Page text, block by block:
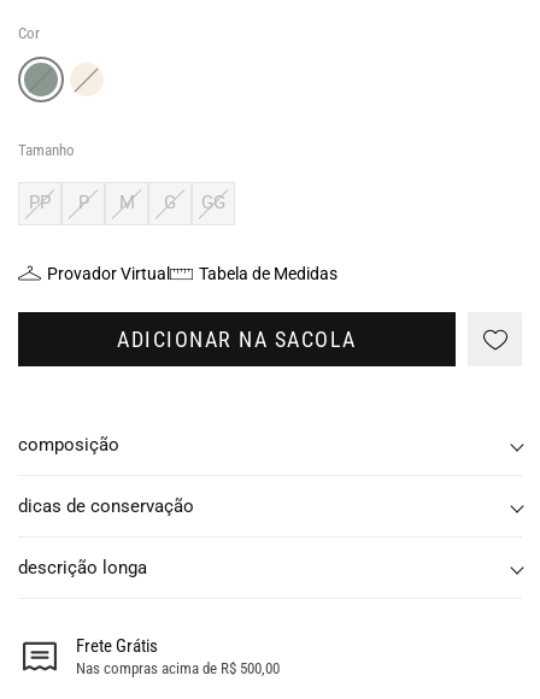
Cor
Tamanho
PP P M G GG
Provador Virtual Tabela de Medidas
ADICIONAR NA SACOLA
composição
dicas de conservação
descrição longa
Frete Grátis
Nas compras acima de R$ 500,00